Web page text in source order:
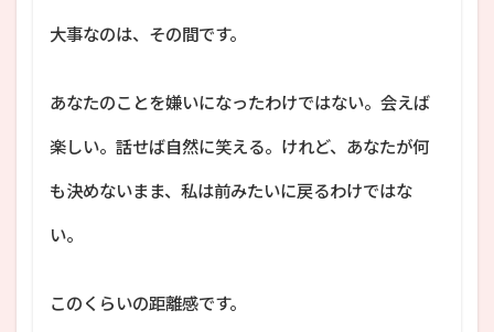
大事なのは、その間です。
あなたのことを嫌いになったわけではない。会えば
楽しい。話せば自然に笑える。けれど、あなたが何
も決めないまま、私は前みたいに戻るわけではな
い。
このくらいの距離感です。